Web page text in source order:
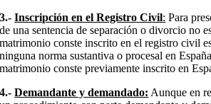
3.-Inscripción en el Registro Civil: Para
de una sentencia de separación o divorcio no
matrimonio conste inscrito en el registro civil
ninguna norma sustantiva o procesal en
matrimonio conste previamente inscrito en
4.-Demandante y demandado: Aunque en